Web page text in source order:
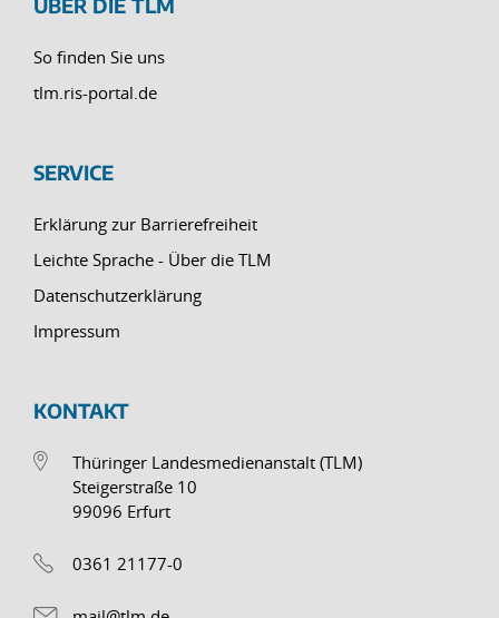
So finden Sie uns
tlm.ris-portal.de
SERVICE
Erklärung zur Barrierefreiheit
Leichte Sprache - Über die TLM
Datenschutzerklärung
Impressum
KONTAKT
Thüringer Landesmedienanstalt (TLM)
Steigerstraße 10
99096 Erfurt
0361 21177-0